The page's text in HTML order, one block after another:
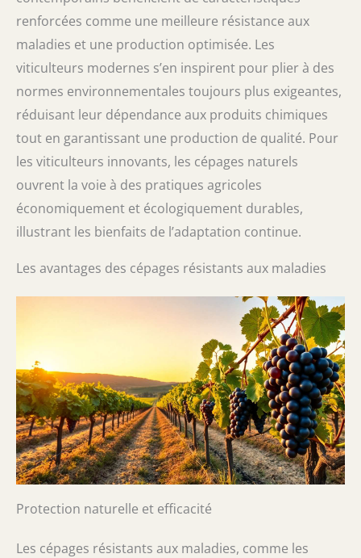
renforcées comme une meilleure résistance aux
maladies et une production optimisée. Les
viticulteurs modernes s’en inspirent pour plier à des
normes environnementales toujours plus exigeantes,
réduisant leur dépendance aux produits chimiques
tout en garantissant une production de qualité. Pour
les viticulteurs innovants, les cépages naturels
ouvrent la voie à des pratiques agricoles
économiquement et écologiquement durables,
illustrant les bienfaits de l’adaptation continue.
Les avantages des cépages résistants aux maladies
Protection naturelle et efficacité
Les cépages résistants aux maladies, comme les